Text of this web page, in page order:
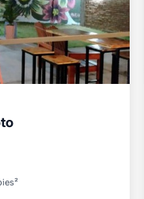
a continuación.
únicamente en sus
o precisión que